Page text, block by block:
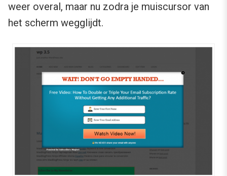
weer overal, maar nu zodra je muiscursor van
het scherm wegglijdt.